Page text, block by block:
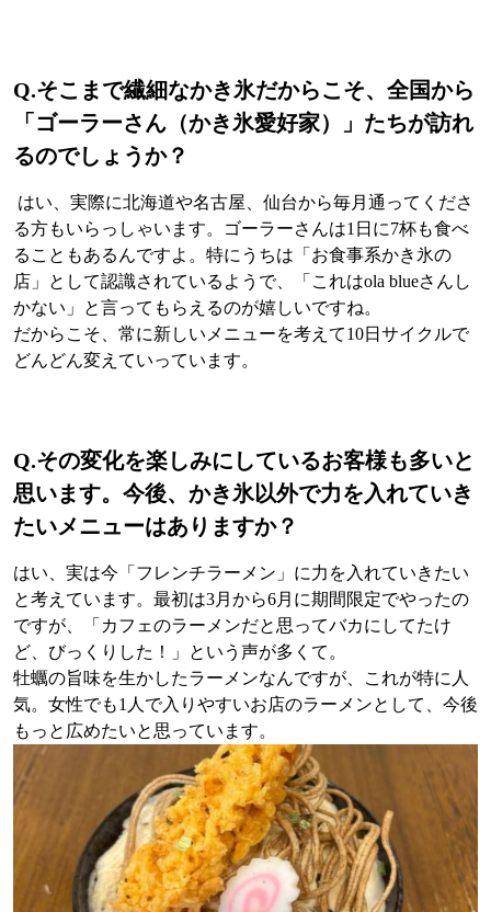
Q.そこまで繊細なかき氷だからこそ、全国から
「ゴーラーさん（かき氷愛好家）」たちが訪れ
るのでしょうか？
はい、実際に北海道や名古屋、仙台から毎月通ってくださ
る方もいらっしゃいます。ゴーラーさんは1日に7杯も食べ
ることもあるんですよ。特にうちは「お食事系かき氷の
店」として認識されているようで、「これはola blueさんし
かない」と言ってもらえるのが嬉しいですね。
だからこそ、常に新しいメニューを考えて10日サイクルで
どんどん変えていっています。
Q.その変化を楽しみにしているお客様も多いと
思います。今後、かき氷以外で力を入れていき
たいメニューはありますか？
はい、実は今「フレンチラーメン」に力を入れていきたい
と考えています。最初は3月から6月に期間限定でやったの
ですが、「カフェのラーメンだと思ってバカにしてたけ
ど、びっくりした！」という声が多くて。
牡蠣の旨味を生かしたラーメンなんですが、これが特に人
気。女性でも1人で入りやすいお店のラーメンとして、今後
もっと広めたいと思っています。